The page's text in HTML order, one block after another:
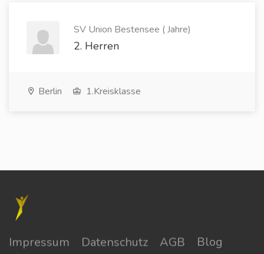
SV Union Bestensee ( Jahre)
2. Herren
Berlin 1.Kreisklasse
Impressum Datenschutz AGB
Blog